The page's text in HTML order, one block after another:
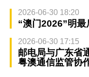
2026-06-30 18:20
“澳门2026”明
2026-06-30 17:15
邮电局与广东省
粤澳通信监管协